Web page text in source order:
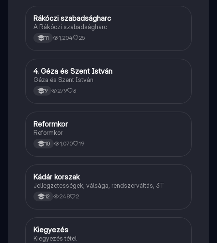
Töri
Rákóczi szabadságharc
A Rákóczi szabadságharc
11 1,204 25
Töri
4. Géza és Szent István
Géza és Szent István
9 279 3
Töri
Reformkor
Reformkor
10 1,070 19
Töri
Kádár korszak
Jellegzetességek, válsága, rendszerváltás, 3T
12 248 2
Töri
Kiegyezés
Kiegyezés tétel